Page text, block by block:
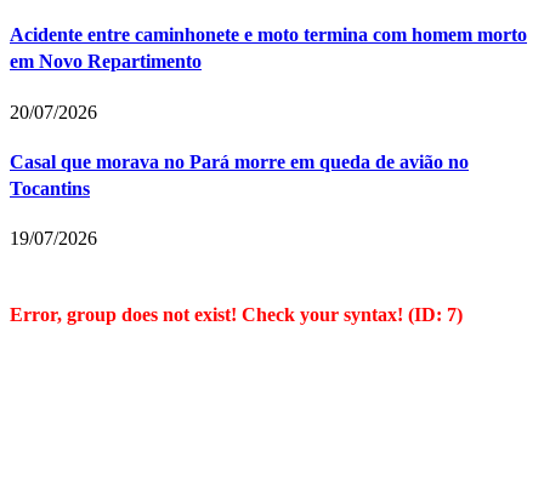
Acidente entre caminhonete e moto termina com homem morto
em Novo Repartimento
20/07/2026
Casal que morava no Pará morre em queda de avião no
Tocantins
19/07/2026
Error, group does not exist! Check your syntax! (ID: 7)